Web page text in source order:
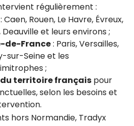
régulièrement :
: Caen, Rouen, Le Havre, Évreux,
Deauville et leurs environs ;
de-France: Paris, Versailles,
sur-Seine et les
;
du territoire français pour
selon les besoins et
hors Normandie, Tradyx